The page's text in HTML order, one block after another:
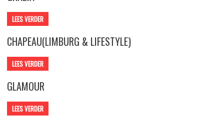
LEES VERDER
CHAPEAU(LIMBURG & LIFESTYLE)
LEES VERDER
GLAMOUR
LEES VERDER